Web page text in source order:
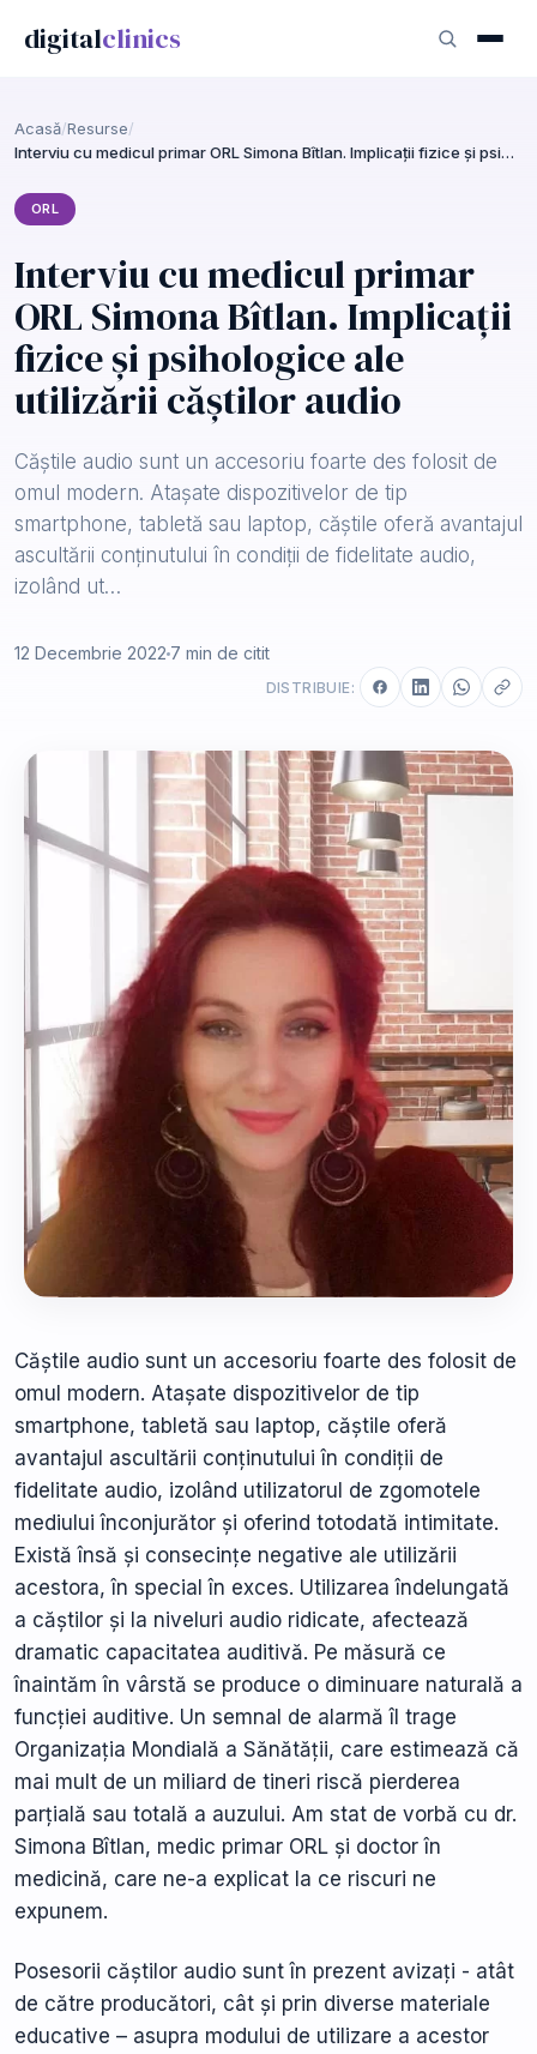
digitalclinics
Acasă/Resurse/
Interviu cu medicul primar ORL Simona Bîtlan. Implicații fizice și psihologice ale utilizării căștilor audio
ORL
Interviu cu medicul primar
ORL Simona Bîtlan. Implicații
fizice și psihologice ale
utilizării căștilor audio
Căștile audio sunt un accesoriu foarte des folosit de
omul modern. Atașate dispozitivelor de tip
smartphone, tabletă sau laptop, căștile oferă avantajul
ascultării conținutului în condiții de fidelitate audio,
izolând ut…
12 Decembrie 2022 7 min de citit
DISTRIBUIE:
Căștile audio sunt un accesoriu foarte des folosit de
omul modern. Atașate dispozitivelor de tip
smartphone, tabletă sau laptop, căștile oferă
avantajul ascultării conținutului în condiții de
fidelitate audio, izolând utilizatorul de zgomotele
mediului înconjurător și oferind totodată intimitate.
Există însă și consecințe negative ale utilizării
acestora, în special în exces. Utilizarea îndelungată
a căștilor și la niveluri audio ridicate, afectează
dramatic capacitatea auditivă. Pe măsură ce
înaintăm în vârstă se produce o diminuare naturală a
funcției auditive. Un semnal de alarmă îl trage
Organizația Mondială a Sănătății, care estimează că
mai mult de un miliard de tineri riscă pierderea
parțială sau totală a auzului. Am stat de vorbă cu dr.
Simona Bîtlan, medic primar ORL și doctor în
medicină, care ne-a explicat la ce riscuri ne
expunem.
Posesorii căștilor audio sunt în prezent avizați - atât
de către producători, cât și prin diverse materiale
educative – asupra modului de utilizare a acestor